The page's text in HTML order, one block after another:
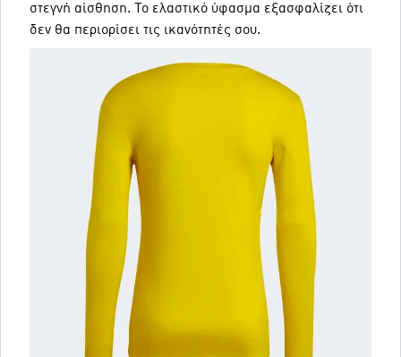
στεγνή αίσθηση. Το ελαστικό ύφασμα εξασφαλίζει ότι
δεν θα περιορίσει τις ικανότητές σου.